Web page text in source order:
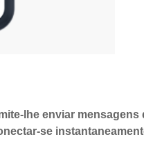
lhe enviar mensagens
se